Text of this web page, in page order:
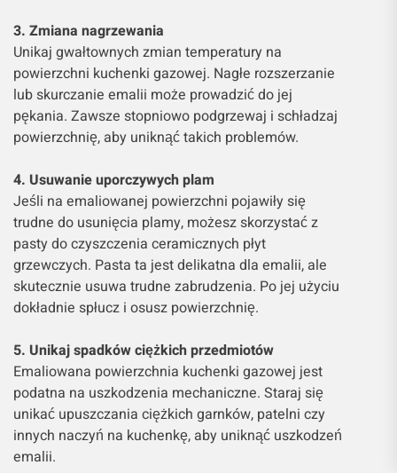
3. Zmiana nagrzewania
Unikaj gwałtownych zmian temperatury na
powierzchni kuchenki gazowej. Nagłe rozszerzanie
lub skurczanie emalii może prowadzić do jej
pękania. Zawsze stopniowo podgrzewaj i schładzaj
powierzchnię, aby uniknąć takich problemów.
4. Usuwanie uporczywych plam
Jeśli na emaliowanej powierzchni pojawiły się
trudne do usunięcia plamy, możesz skorzystać z
pasty do czyszczenia ceramicznych płyt
grzewczych. Pasta ta jest delikatna dla emalii, ale
skutecznie usuwa trudne zabrudzenia. Po jej użyciu
dokładnie spłucz i osusz powierzchnię.
5. Unikaj spadków ciężkich przedmiotów
Emaliowana powierzchnia kuchenki gazowej jest
podatna na uszkodzenia mechaniczne. Staraj się
unikać upuszczania ciężkich garnków, patelni czy
innych naczyń na kuchenkę, aby uniknąć uszkodzeń
emalii.